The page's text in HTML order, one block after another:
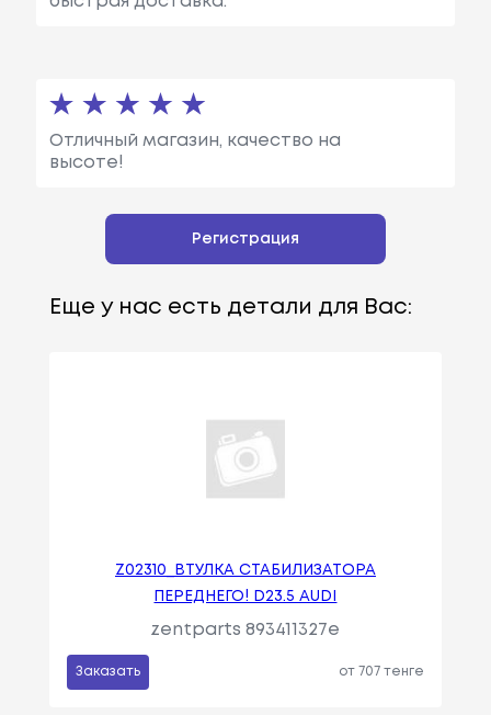
Отличный магазин, качество на
высоте!
Регистрация
Еще у нас есть детали для Вас:
Z02310_ВТУЛКА СТАБИЛИЗАТОРА
ПЕРЕДНЕГО! D23.5 AUDI
zentparts 893411327e
Заказать от 707 тенге